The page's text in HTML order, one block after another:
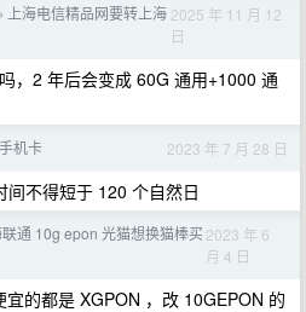
›
上海电信精品网要转上海 2025 年 11 月 12
日
，2 年后会变成 60G 通用+1000 通
机卡 2023 年 7 月 28 日
间不得短于 120 个自然日
联通 10g epon 光猫想换猫棒买2023 年 6
月 4 日
的都是 XGPON ，改 10GEPON 的